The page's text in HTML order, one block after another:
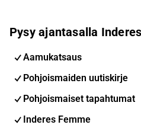
Pysy ajantasalla
Aamukatsaus
Pohjoismaiden uutiskirje
Pohjoismaiset tapahtumat
Inderes Femme